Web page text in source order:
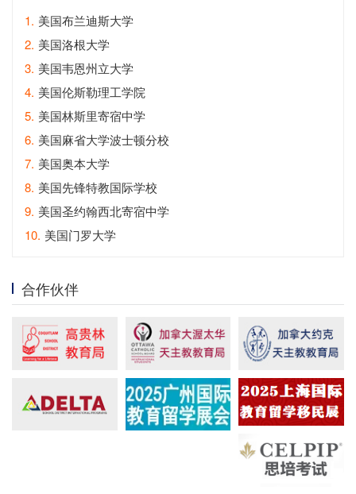
1. 美国布兰迪斯大学
2. 美国洛根大学
3. 美国韦恩州立大学
4. 美国伦斯勒理工学院
5. 美国林斯里寄宿中学
6. 美国麻省大学波士顿分校
7. 美国奥本大学
8. 美国先锋特教国际学校
9. 美国圣约翰西北寄宿中学
10. 美国门罗大学
合作伙伴